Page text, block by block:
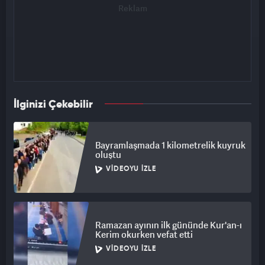
şekilde kendini gösteriyor." dedi.
taşınmasını tavsiye etti.
Yahya Kemal Beyatlı'nın "Süleymaniye'de Bayram Sabahı"
şiirinin bazı dizelerini okuyarak hutbesini tamamlayan Erbaş,
daha sonra camideki vatandaşlarla bayramlaştı.
- "İNGİLİZCE KISMINDA ÖNE ÇIKAN MESAJLARI VERMEK
İSTEDİK"
Bayram namazının ardından basın mensuplarına açıklama
yapan Erbaş, bu sene ramazan ayının çok bereketli geçtiğini
anlatarak, "Ülkemizde, pek çok şehrimizde, pek çok camimizde
vatandaşlarımızla cemaatimizle beraber olduk. Teravih
İlginizi Çekebilir
Bayramlaşmada 1 kilometrelik kuyruk
oluştu
VIDEOYU İZLE
Ramazan ayının ilk gününde Kur'an-ı
Kerim okurken vefat etti
VIDEOYU İZLE